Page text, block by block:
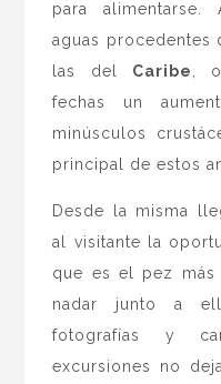
para alimentarse.
aguas procedentes
las del Caribe
,
fechas un
minúsculos
principal de estos
Desde la misma
al visitante la
que es el pez
nadar junto a
fotografías y
excursiones no